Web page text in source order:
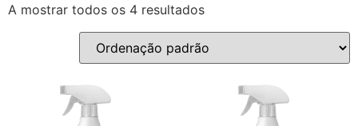
A mostrar todos os 4 resultados